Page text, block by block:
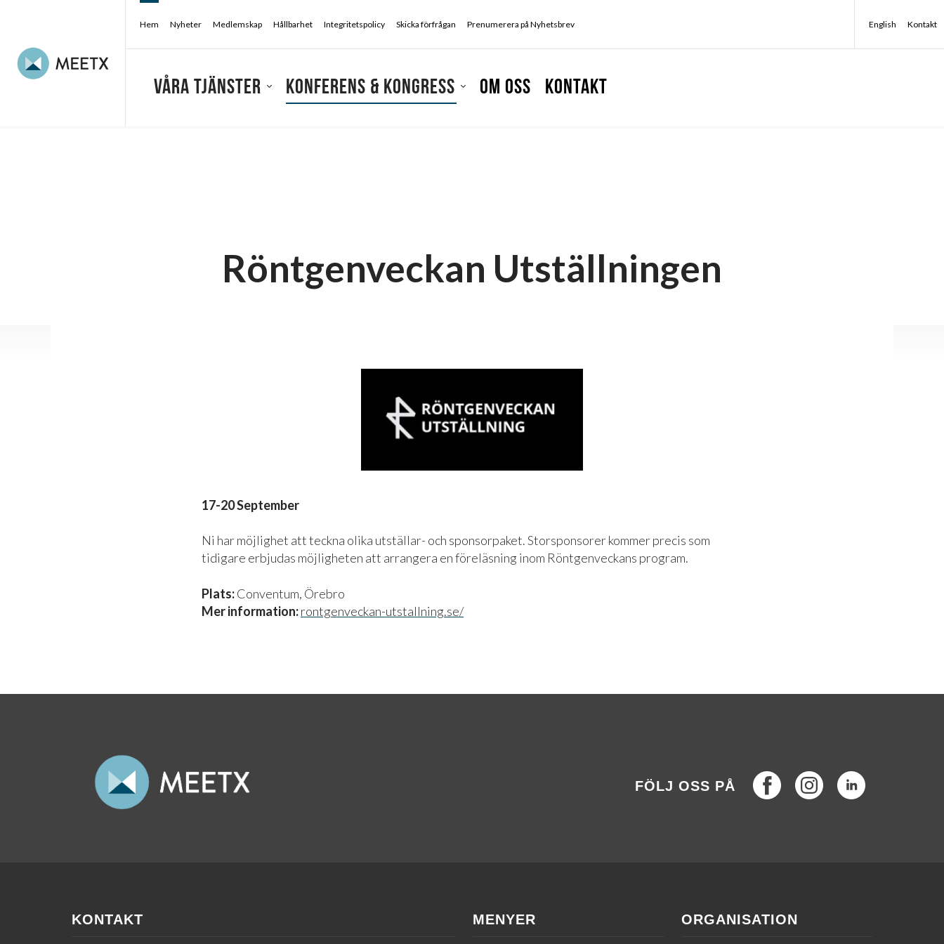
Hem Nyheter Medlemskap Hållbarhet Integritetspolicy Skicka förfrågan Prenumerera på Nyhetsbrev English Kontakt
Våra tjänster Konferens & kongress Om oss Kontakt
Röntgenveckan Utställningen
17-20 September
Ni har möjlighet att teckna olika utställar- och sponsorpaket. Storsponsorer kommer precis som
tidigare erbjudas möjligheten att arrangera en föreläsning inom Röntgenveckans program.
Plats:Conventum, Örebro
Mer information:rontgenveckan-utstallning.se/
FÖLJ OSS PÅ
FacebookInstagramLinkedIn
KONTAKT MENYER ORGANISATION